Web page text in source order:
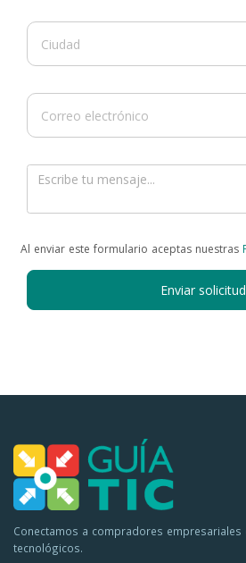
Al enviar este formulario aceptas nuestras
Enviar solicitud
Conectamos a compradores
tecnológicos.